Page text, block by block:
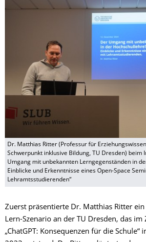
Dr. Matthias Ritter (Professur für
Schwerpunkt inklusive Bildung, TU Dresden) beim
Umgang mit unbekannten Lerngegenständen in
Einblicke und Erkenntnisse eines Open-Space
Lehramtsstudierenden“
Zuerst präsentierte Dr. Matthias Ritter
Lern-Szenario an der TU Dresden, das im
„ChatGPT: Konsequenzen für die Schule“